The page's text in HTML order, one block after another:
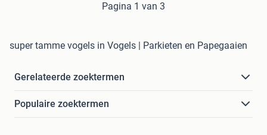
Pagina 1 van 3
super tamme vogels in Vogels | Parkieten en Papegaaien
Gerelateerde zoektermen
Populaire zoektermen